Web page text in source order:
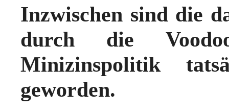
Inzwischen sind die
durch die
Minizinspolitik
geworden.